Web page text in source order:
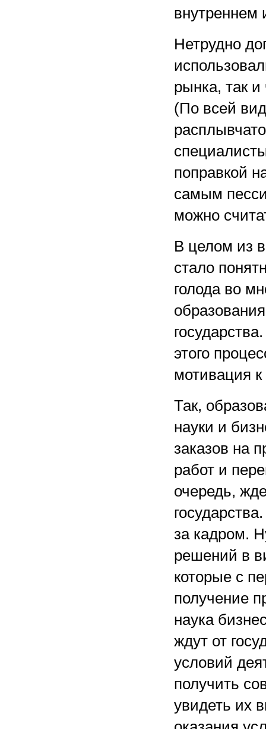
внутреннем
Нетрудно
рынка, так
(По всей
поправкой
самым
можно
В целом из
стало
голода во
этого
мотивация
Так,
науки и
заказов на
работ и
очередь,
за кадром.
решений в
которые с
получение
наука
ждут от
условий
получить
увидеть их